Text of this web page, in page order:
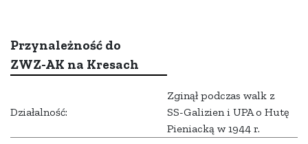
Przynależność do
ZWZ-AK na Kresach
Działalność:
Zginął podczas walk z
SS-Galizien i UPA o Hutę
Pieniacką w 1944 r.